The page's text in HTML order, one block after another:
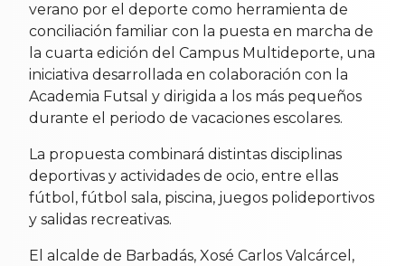
verano por el deporte como herramienta de
conciliación familiar con la puesta en marcha de
la cuarta edición del Campus Multideporte, una
iniciativa desarrollada en colaboración con la
Academia Futsal y dirigida a los más pequeños
durante el periodo de vacaciones escolares.
La propuesta combinará distintas disciplinas
deportivas y actividades de ocio, entre ellas
fútbol, fútbol sala, piscina, juegos polideportivos
y salidas recreativas.
El alcalde de Barbadás, Xosé Carlos Valcárcel,